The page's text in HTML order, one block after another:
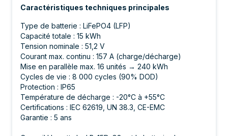
Caractéristiques techniques principales
Type de batterie : LiFePO4 (LFP)
Capacité totale : 15 kWh
Tension nominale : 51,2 V
Courant max. continu : 157 A (charge/décharge)
Mise en parallèle max. 16 unités → 240 kWh
Cycles de vie : 8 000 cycles (90% DOD)
Protection : IP65
Température de décharge : -20°C à +55°C
Certifications : IEC 62619, UN 38.3, CE-EMC
Garantie : 5 ans